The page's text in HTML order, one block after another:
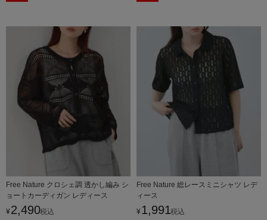
Free Nature クロシェ調 透かし編み シ
ョートカーディガン レディース
¥ 2,490税込
Free Nature 総レースミニシャツ レデ
ィース
¥ 1,991税込